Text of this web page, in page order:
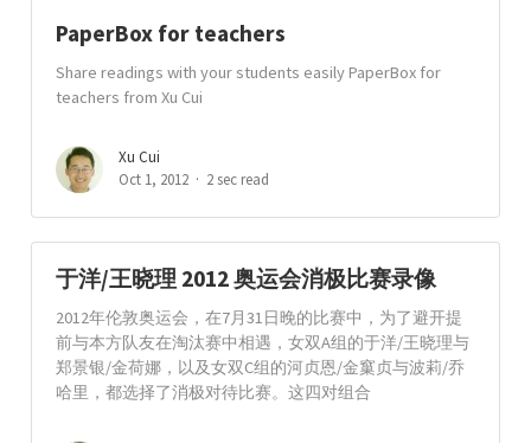
PaperBox for teachers
Share readings with your students easily PaperBox for
teachers from Xu Cui
Xu Cui
Oct 1, 2012
2 sec read
于洋/王晓理 2012 奥运会消极比赛录像
2012年伦敦奥运会，在7月31日晚的比赛中，为了避开提
前与本方队友在淘汰赛中相遇，女双A组的于洋/王晓理与
郑景银/金荷娜，以及女双C组的河贞恩/金窼贞与波莉/乔
哈里，都选择了消极对待比赛。这四对组合